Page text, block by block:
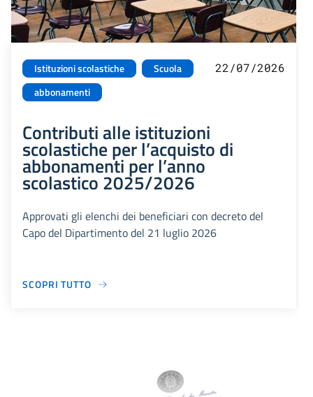
Istituzioni scolastiche
Scuola
abbonamenti
22/07/2026
Contributi alle istituzioni
scolastiche per l’acquisto di
abbonamenti per l’anno
scolastico 2025/2026
Approvati gli elenchi dei beneficiari con decreto del
Capo del Dipartimento del 21 luglio 2026
SCOPRI TUTTO